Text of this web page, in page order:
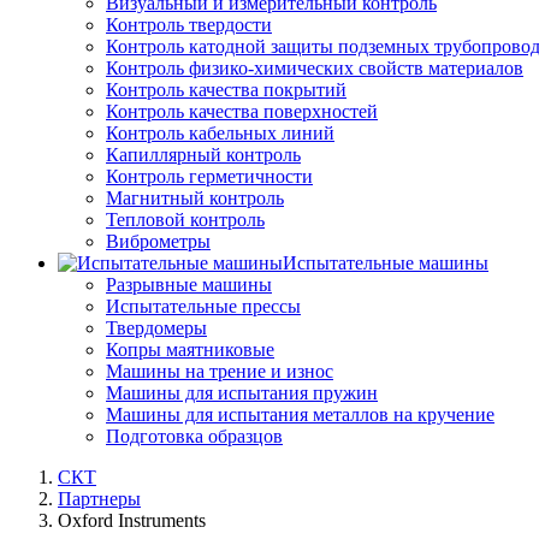
Контроль твердости
Контроль катодной защиты подземных
Контроль физико-химических свойств материалов
Контроль качества покрытий
Контроль качества поверхностей
Контроль кабельных линий
Капиллярный контроль
Контроль герметичности
Магнитный контроль
Тепловой контроль
Виброметры
Испытательные машины
Разрывные машины
Испытательные прессы
Твердомеры
Копры маятниковые
Машины на трение и износ
Машины для испытания пружин
Машины для испытания металлов на кручение
Подготовка образцов
СКТ
Партнеры
Oxford Instruments